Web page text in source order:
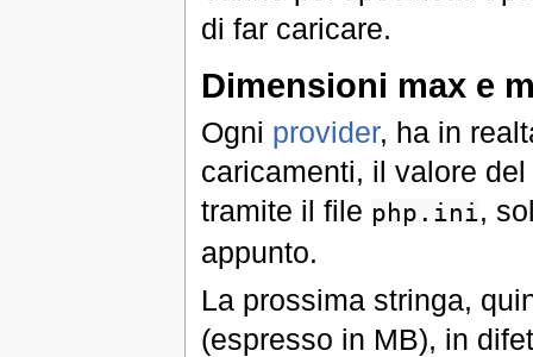
di far caricare.
Dimensioni max e
Ogni provider, ha in
caricamenti, il valore
tramite il file php.ini,
appunto.
La prossima stringa,
(espresso in MB), in